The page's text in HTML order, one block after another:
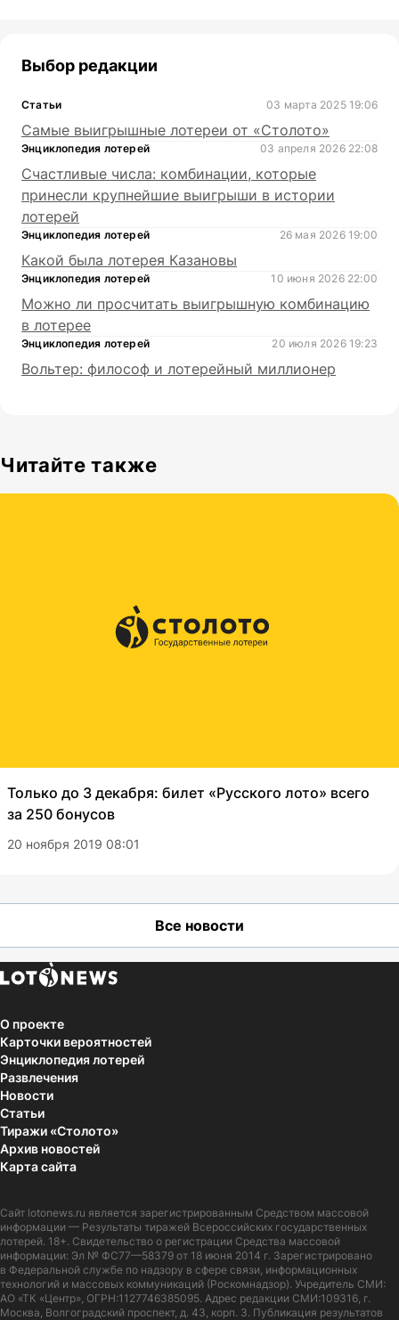
Выбор редакции
Статьи 03 марта 2025 19:06
Самые выигрышные лотереи от «Столото»
Энциклопедия лотерей 03 апреля 2026 22:08
Счастливые числа: комбинации, которые
принесли крупнейшие выигрыши в истории
лотерей
Энциклопедия лотерей 26 мая 2026 19:00
Какой была лотерея Казановы
Энциклопедия лотерей 10 июня 2026 22:00
Можно ли просчитать выигрышную комбинацию
в лотерее
Энциклопедия лотерей 20 июля 2026 19:23
Вольтер: философ и лотерейный миллионер
Читайте также
Только до 3 декабря: билет «Русского лото» всего
за 250 бонусов
20 ноября 2019 08:01
Все новости
О проекте
Карточки вероятностей
Энциклопедия лотерей
Развлечения
Новости
Статьи
Тиражи «Столото»
Архив новостей
Карта сайта
Сайт lotonews.ru является зарегистрированным Средством массовой
информации — Результаты тиражей Всероссийских государственных
лотерей. 18+. Свидетельство о регистрации Средства массовой
информации: Эл № ФС77—58379 от 18 июня 2014 г. Зарегистрировано
в Федеральной службе по надзору в сфере связи, информационных
технологий и массовых коммуникаций (Роскомнадзор). Учредитель СМИ:
АО «ТК «Центр», ОГРН:1127746385095. Адрес редакции СМИ:109316, г.
Москва, Волгоградский проспект, д. 43, корп. 3. Публикация результатов